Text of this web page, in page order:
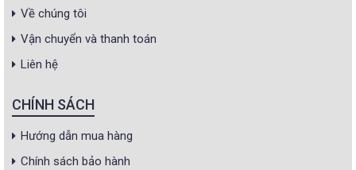
Về chúng tôi
Vận chuyển và thanh toán
Liên hệ
CHÍNH SÁCH
Hướng dẫn mua hàng
Chính sách bảo hành